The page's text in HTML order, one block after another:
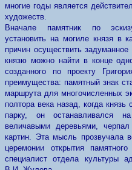
многие годы является
художеств.
Вначале памятник по
установить на могиле князя в
причин осуществить
князю можно найти в конце
созданного по проекту
преимущества: памятный знак
маршрута для многочисленных
полтора века назад, когда
парку, он останавливался
величавыми деревьями,
картин. Эта мысль про­звучала
церемонии открытия
специалист отдела культуры